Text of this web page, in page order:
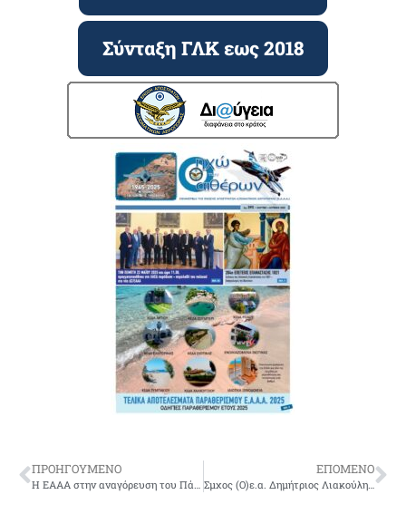
Σύνταξη ΓΛΚ εως 2018
ΠΡΟΗΓΟΥΜΕΝΟ ΕΠΟΜΕΝΟ
Σμχος (Ο)ε.α. Δημήτριος Λιακούλης του Κωνσταντίνου-δεν είναι πια μαζί μας